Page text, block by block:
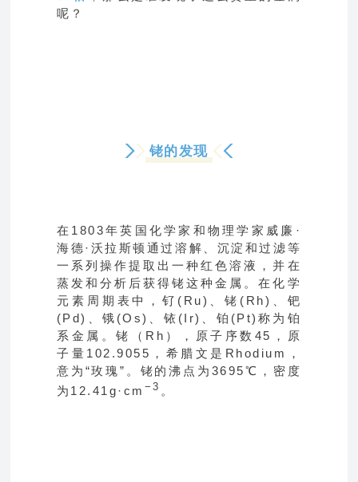
呢？
铑的发现
在1803年英国化学家和物理学家威廉·
海德·沃拉斯顿通过溶解、沉淀和过滤等
一系列操作提取出一种红色溶液，并在
蒸发和分析后获得铑这种金属。在化学
元素周期表中，钌(Ru)、铑(Rh)、钯
(Pd)、锇(Os)、铱(Ir)、铂(Pt)称为铂
系金属。铑（Rh），原子序数45，原
子量102.9055，希腊文是Rhodium，
意为“玫瑰”。铑的沸点为3695℃，密度
为12.41g·cm −3 。